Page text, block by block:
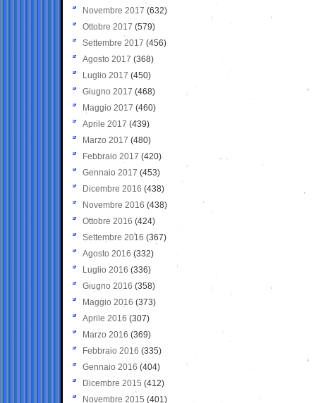
Novembre 2017 (632)
Ottobre 2017 (579)
Settembre 2017 (456)
Agosto 2017 (368)
Luglio 2017 (450)
Giugno 2017 (468)
Maggio 2017 (460)
Aprile 2017 (439)
Marzo 2017 (480)
Febbraio 2017 (420)
Gennaio 2017 (453)
Dicembre 2016 (438)
Novembre 2016 (438)
Ottobre 2016 (424)
Settembre 2016 (367)
Agosto 2016 (332)
Luglio 2016 (336)
Giugno 2016 (358)
Maggio 2016 (373)
Aprile 2016 (307)
Marzo 2016 (369)
Febbraio 2016 (335)
Gennaio 2016 (404)
Dicembre 2015 (412)
Novembre 2015 (401)